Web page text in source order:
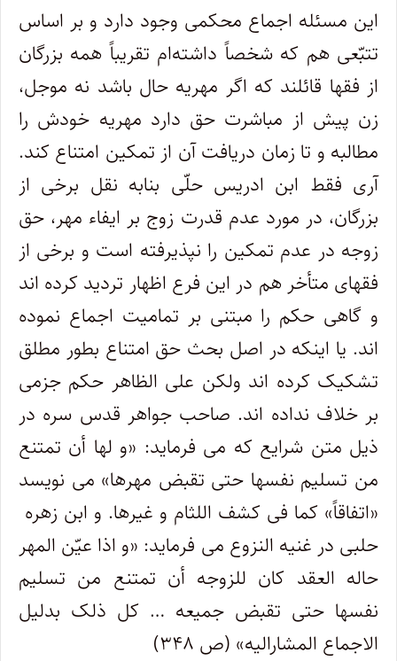
این مسئله اجماع محکمی وجود دارد و بر اساس
تتبّعی هم که شخصاً داشته‌ام تقریباً همه بزرگان
از فقها قائلند که اگر مهریه حال باشد نه موجل،
زن پیش از مباشرت حق دارد مهریه خودش را
مطالبه و تا زمان دریافت آن از تمکین امتناع کند.
آری فقط ابن ادریس حلّی بنابه نقل برخی از
بزرگان، در مورد عدم قدرت زوج بر ایفاء مهر، حق
زوجه در عدم تمکین را نپذیرفته است و برخی از
فقهای متأخر هم در این فرع اظهار تردید کرده اند
و گاهی حکم را مبتنی بر تمامیت اجماع نموده
اند. یا اینکه در اصل بحث حق امتناع بطور مطلق
تشکیک کرده اند ولکن علی الظاهر حکم جزمی
بر خلاف نداده اند. صاحب جواهر قدس سره در
ذیل متن شرایع که می فرماید: «و لها أن تمتنع
من تسلیم نفسها حتی تقبض مهرها» می نویسد
«اتفاقاً» کما فی کشف اللثام و غیرها. و ابن زهره
حلبی در غنیه النزوع می فرماید: «و اذا عیّن المهر
حاله العقد کان للزوجه أن تمتنع من تسلیم
نفسها حتی تقبض جمیعه … کل ذلک بدلیل
الاجماع المشارالیه» (ص ۳۴۸)